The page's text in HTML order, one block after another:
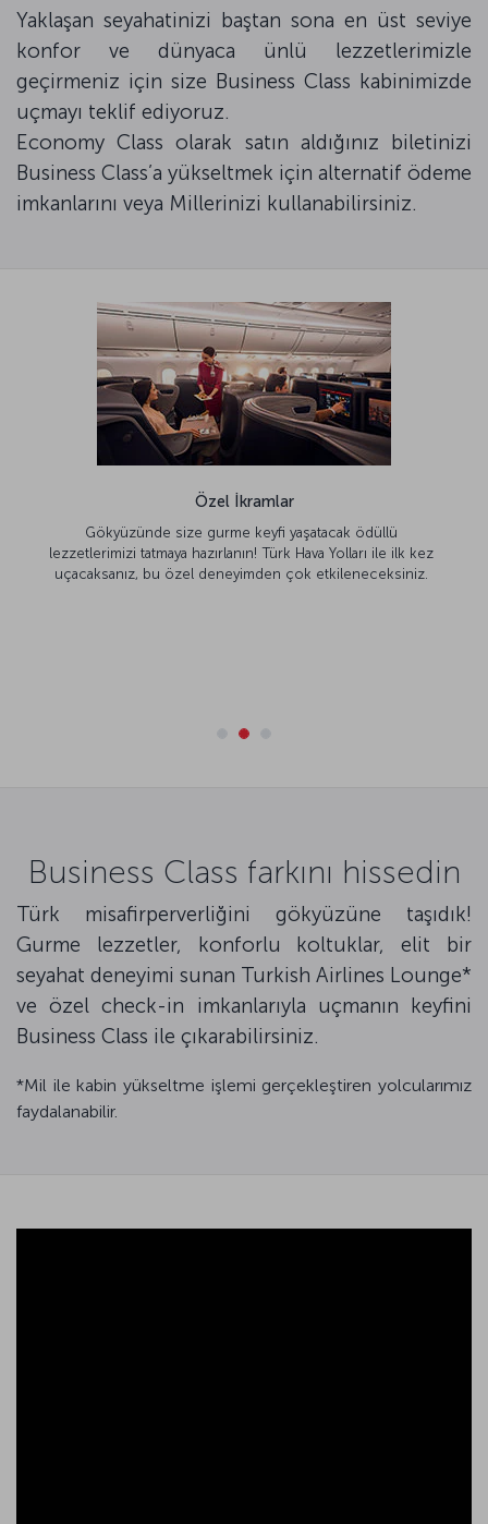
Yaklaşan seyahatinizi baştan sona en üst seviye
konfor ve dünyaca ünlü lezzetlerimizle
geçirmeniz için size Business Class kabinimizde
uçmayı teklif ediyoruz.
Economy Class olarak satın aldığınız biletinizi
Business Class’a yükseltmek için alternatif ödeme
imkanlarını veya Millerinizi kullanabilirsiniz.
Özel İkramlar
Gökyüzünde size gurme keyfi yaşatacak ödüllü
lezzetlerimizi tatmaya hazırlanın! Türk Hava Yolları ile ilk kez
uçacaksanız, bu özel deneyimden çok etkileneceksiniz.
Business Class farkını hissedin
Türk misafirperverliğini gökyüzüne taşıdık!
Gurme lezzetler, konforlu koltuklar, elit bir
seyahat deneyimi sunan Turkish Airlines Lounge*
ve özel check-in imkanlarıyla uçmanın keyfini
Business Class ile çıkarabilirsiniz.
*Mil ile kabin yükseltme işlemi gerçekleştiren yolcularımız
faydalanabilir.